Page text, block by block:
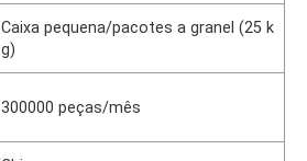
Caixa pequena/pacotes a granel (25 k
g)
300000 peças/mês